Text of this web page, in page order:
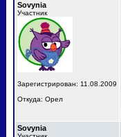
Sovynia
Участник
Зарегистрирован: 11.08.2009
Откуда: Орел
Sovynia